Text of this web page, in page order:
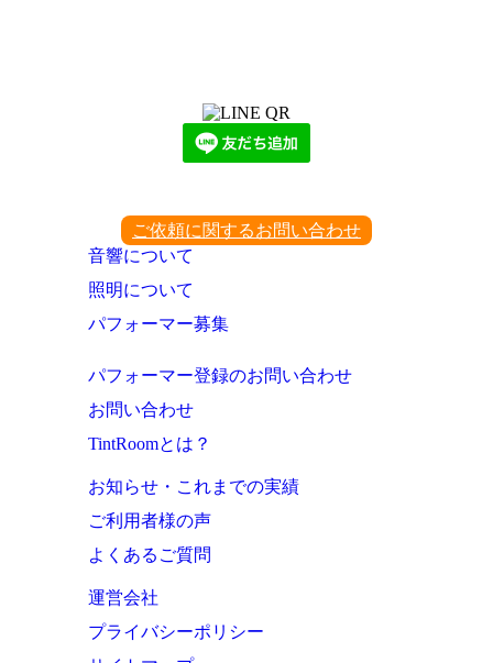
ご依頼に関するお問い合わせ
音響について
照明について
パフォーマー募集
パフォーマー登録のお問い合わせ
お問い合わせ
TintRoomとは？
お知らせ・これまでの実績
ご利用者様の声
よくあるご質問
運営会社
プライバシーポリシー